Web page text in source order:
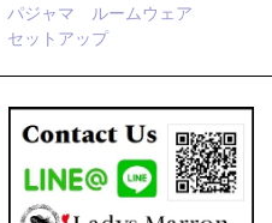
パジャマ ルームウェア
セットアップ